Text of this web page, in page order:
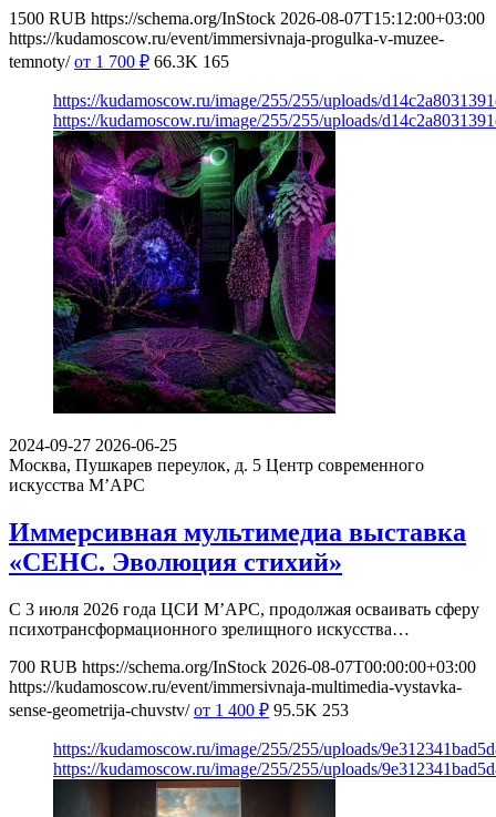
1500 RUB https://schema.org/InStock 2026-08-07T15:12:00+03:00
https://kudamoscow.ru/event/immersivnaja-progulka-v-muzee-
temnoty/ от 1 700 ₽ 66.3K 165
https://kudamoscow.ru/image/255/255/uploads/
https://kudamoscow.ru/image/255/255/uploads/
2024-09-27 2026-06-25
Москва, Пушкарев переулок, д. 5 Центр современного
искусства М’АРС
Иммерсивная мультимедиа выставка
«СЕНС. Эволюция стихий»
С 3 июля 2026 года ЦСИ М’АРС, продолжая осваивать сферу
психотрансформационного зрелищного искусства…
700 RUB https://schema.org/InStock 2026-08-07T00:00:00+03:00
https://kudamoscow.ru/event/immersivnaja-multimedia-vystavka-
sense-geometrija-chuvstv/ от 1 400 ₽ 95.5K 253
https://kudamoscow.ru/image/255/255/uploads/
https://kudamoscow.ru/image/255/255/uploads/